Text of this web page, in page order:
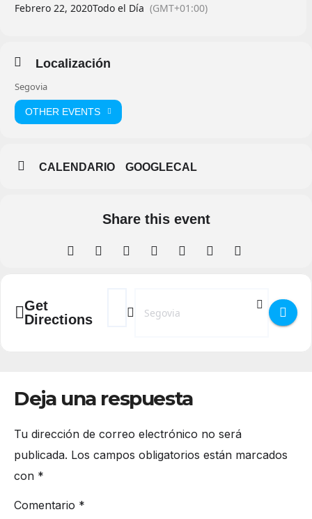
Febrero 22, 2020Todo el Día (GMT+01:00)
Localización
Segovia
OTHER EVENTS
CALENDARIO GOOGLECAL
Share this event
Get
Directions
Address - Carnaval de Segovia 2020 -22
Destination Address - Carnaval de
Deja una respuesta
Tu dirección de correo electrónico no será
publicada. Los campos obligatorios están marcados
con *
Comentario *